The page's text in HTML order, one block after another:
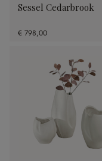
Sessel Cedarbrook
€ 798,00